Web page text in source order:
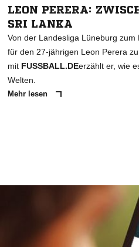
LEON PERERA:
SRI LANKA
Von der Landesliga Lüneburg
für den 27-jährigen Leon Perera
mit FUSSBALL.DEerzählt er, wie
Welten.
Mehr lesen